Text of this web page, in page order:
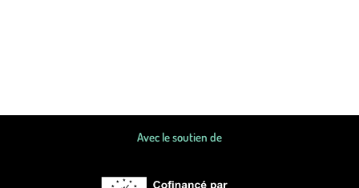
Avec le soutien de